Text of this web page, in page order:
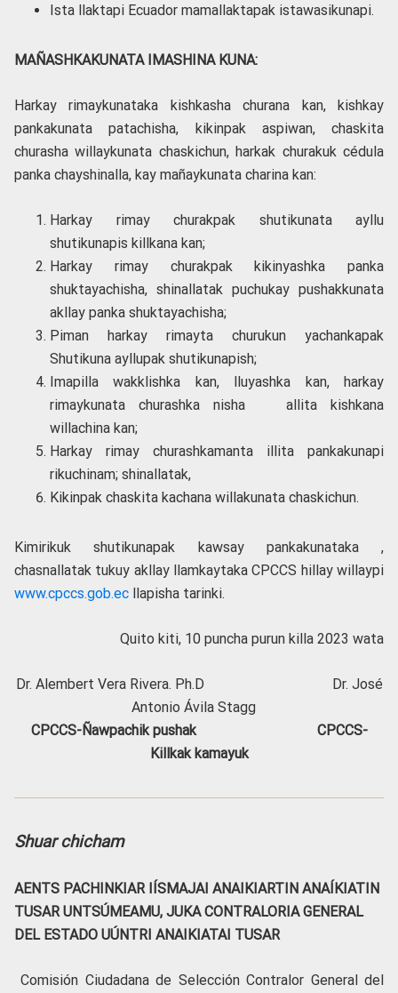
Ista llaktapi Ecuador mamallaktapak istawasikunapi.
MAÑASHKAKUNATA IMASHINA KUNA:
Harkay rimaykunataka kishkasha churana kan, kishkay
pankakunata patachisha, kikinpak aspiwan, chaskita
churasha willaykunata chaskichun, harkak churakuk cédula
panka chayshinalla, kay mañaykunata charina kan:
Harkay rimay churakpak shutikunata ayllu
shutikunapis killkana kan;
Harkay rimay churakpak kikinyashka panka
shuktayachisha, shinallatak puchukay pushakkunata
akllay panka shuktayachisha;
Piman harkay rimayta churukun yachankapak
Shutikuna ayllupak shutikunapish;
Imapilla wakklishka kan, lluyashka kan, harkay
rimaykunata churashka nisha allita kishkana
willachina kan;
Harkay rimay churashkamanta illita pankakunapi
rikuchinam; shinallatak,
Kikinpak chaskita kachana willakunata chaskichun.
Kimirikuk shutikunapak kawsay pankakunataka ,
chasnallatak tukuy akllay llamkaytaka CPCCS hillay willaypi
www.cpccs.gob.ec llapisha tarinki.
Quito kiti, 10 puncha purun killa 2023 wata
Dr. Alembert Vera Rivera. Ph.D Dr. José
Antonio Ávila Stagg
CPCCS-Ñawpachik pushak CPCCS-
Killkak kamayuk
Shuar chicham
AENTS PACHINKIAR IÍSMAJAI ANAIKIARTIN ANAÍKIATIN
TUSAR UNTSÚMEAMU, JUKA CONTRALORIA GENERAL
DEL ESTADO UÚNTRI ANAIKIATAI TUSAR
Comisión Ciudadana de Selección Contralor General del